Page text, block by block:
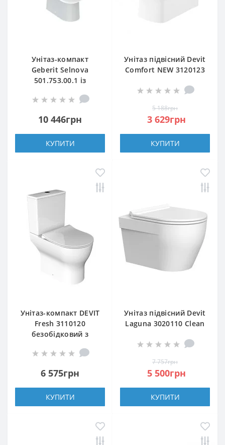
Унітаз-компакт
Geberit Selnova
501.753.00.1 із
дюропласту
10 446грн
КУПИТИ
Унітаз підвісний Devit
Comfort NEW 3120123
close
5 188грн
3 629грн
КУПИТИ
Унітаз-компакт DEVIT
Fresh 3110120
безобідковий з
close
6 575грн
КУПИТИ
Унітаз підвісний Devit
Laguna 3020110 Clean
close, quick-fix
7 757грн
5 500грн
КУПИТИ